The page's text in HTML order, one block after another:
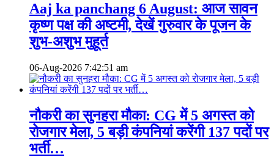
Aaj ka panchang 6 August: आज सावन
कृष्ण पक्ष की अष्टमी, देखें गुरुवार के पूजन के
शुभ-अशुभ मुहूर्त
06-Aug-2026 7:42:51 am
नौकरी का सुनहरा मौका: CG में 5 अगस्त को
रोजगार मेला, 5 बड़ी कंपनियां करेंगी 137 पदों पर
भर्ती…